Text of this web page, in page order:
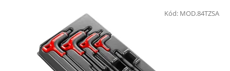
Kód: MOD.84TZSA